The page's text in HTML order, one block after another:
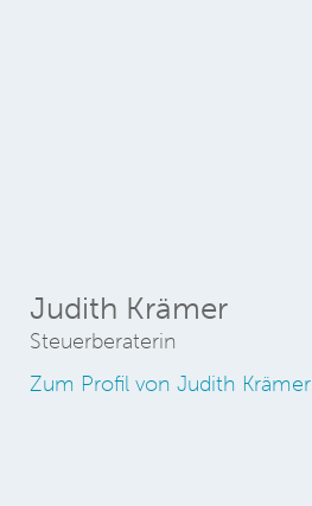
Judith Krämer
Steuerberaterin
Zum Profil von Judith Krämer